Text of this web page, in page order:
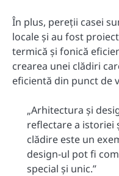
În plus, pereții casei
locale și au fost
termică și fonică
crearea unei clădiri
eficientă din punct de
„Arhitectura și
reflectare a istoriei
clădire este un
design-ul pot fi
special și unic.”